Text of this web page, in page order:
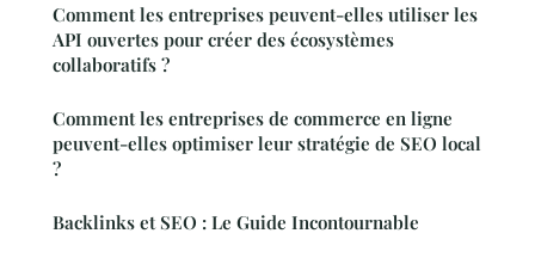
Comment les entreprises peuvent-elles utiliser les
API ouvertes pour créer des écosystèmes
collaboratifs ?
Comment les entreprises de commerce en ligne
peuvent-elles optimiser leur stratégie de SEO local
?
Backlinks et SEO : Le Guide Incontournable